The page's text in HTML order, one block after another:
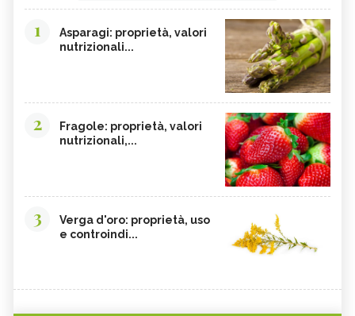
1
Asparagi: proprietà, valori
nutrizionali...
2
Fragole: proprietà, valori
nutrizionali,...
3
Verga d'oro: proprietà, uso
e controindi...